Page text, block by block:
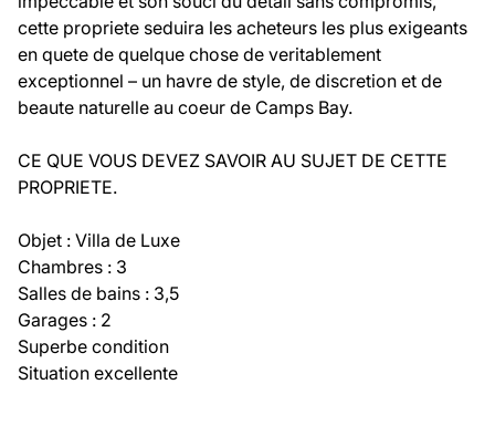
cette propriete seduira les acheteurs les plus exigeants
en quete de quelque chose de veritablement
exceptionnel – un havre de style, de discretion et de
beaute naturelle au coeur de Camps Bay.
CE QUE VOUS DEVEZ SAVOIR AU SUJET DE CETTE
PROPRIETE.
Objet : Villa de Luxe
Chambres : 3
Salles de bains : 3,5
Garages : 2
Superbe condition
Situation excellente